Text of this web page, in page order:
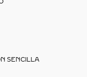
SENCILLA